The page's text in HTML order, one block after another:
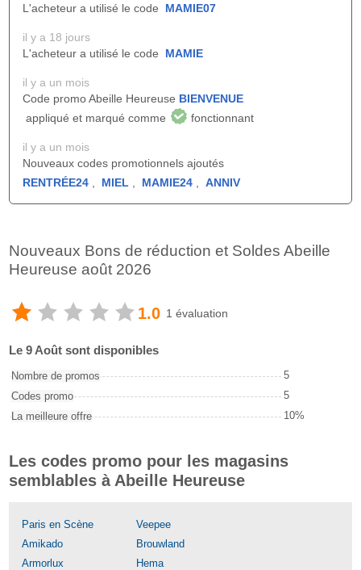
L'acheteur a utilisé le code MAMIE07
il y a 18 jours
L'acheteur a utilisé le code MAMIE
il y a un mois
Code promo Abeille Heureuse BIENVENUE
appliqué et marqué comme
fonctionnant
il y a un mois
Nouveaux codes promotionnels ajoutés
RENTRÉE24
MIEL MAMIE24 ANNIV
Nouveaux Bons de réduction et Soldes Abeille
Heureuse août 2026
1.0 1 évaluation
Le 9 Août sont disponibles
Nombre de promos
5
Codes promo
5
La meilleure offre
10%
Les codes promo pour les magasins
semblables à Abeille Heureuse
Paris en Scène
Veepee
Amikado
Brouwland
Armorlux
Hema